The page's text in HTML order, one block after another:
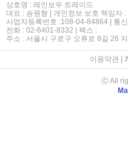
상호명 : 레인보우 트레이드
대표 : 송원형 | 개인정보 보호 책임자 :
사업자등록번호 :108-04-84864 | 통
전화 : 02-6401-8332 | 팩스 :
주소 : 서울시 구로구 오류로 8길 26
이용약관|
ⓒ All